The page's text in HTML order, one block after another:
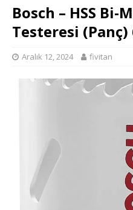
Bosch – HSS
Testeresi (Panç)
Aralık 12, 2024 fivitan